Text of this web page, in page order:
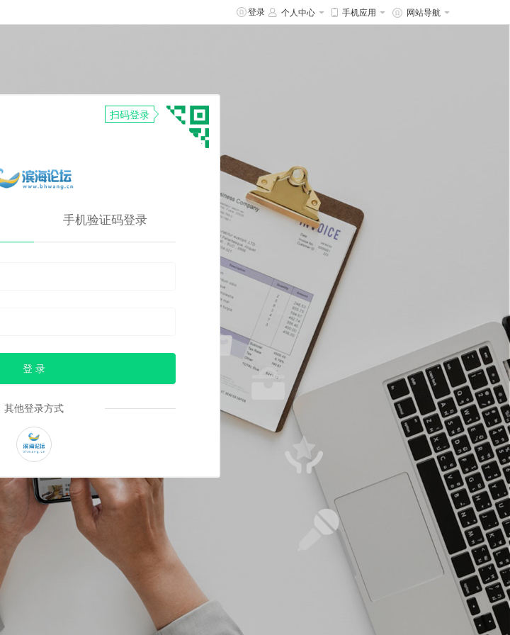
登录 个人中心 手机应用 网站导航
扫码登录
手机验证码登录
登 录
其他登录方式